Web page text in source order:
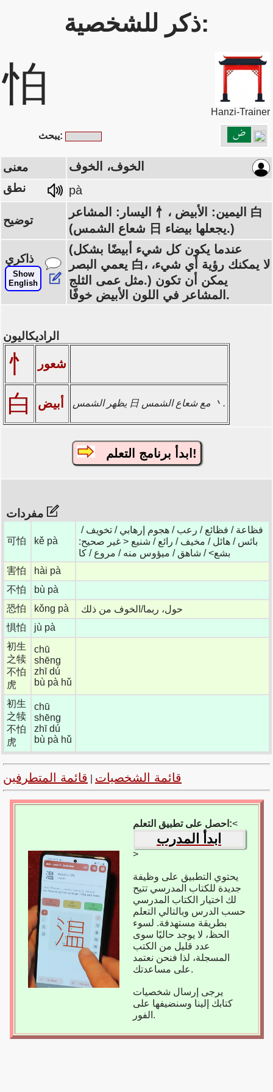
ذكر للشخصية:
怕
Hanzi-Trainer
يبحث:
معنى الخوف، الخوف
نطق pà
توضيح
اليسار: المشاعر 忄، اليمين: الأبيض 白
(شعاع الشمس 日 يجعلها بيضاء.)
ذاكري
Show
English
(عندما يكون كل شيء أبيضًا بشكل
يعمي البصر 白، لا يمكنك رؤية أي شيء،
مثل عمى الثلج.) يمكن أن تكون
المشاعر في اللون الأبيض خوفًا.
الراديكاليون
忄 شعور
白 أبيض يظهر الشمس 日 مع شعاع الشمس 丶.
ابدأ برنامج التعلم!
可怕 kě pà
فظاعة / فظائع / رعب / هجوم إرهابي / تخويف /
بائس / هائل / مخيف / رائع / شنيع < غير صحيح:
بشع> / شاهق / ميؤوس منه / مروع / كا
害怕
hài pà
不怕
bù pà
恐怕
kǒng pà
حول، ربما/الخوف من ذلك
惧怕
jù pà
初生
之犊
不怕
虎
chū
shēng
zhī dú
bù pà hǔ
初生
之犊
不怕
虎
chū
shēng
zhī dú
bù pà hǔ
قائمة الشخصيات قائمة المتطرفين
احصل على تطبيق التعلم:<
ابدأ المدرب
>
يحتوي التطبيق على وظيفة
جديدة للكتاب المدرسي تتيح
لك اختيار الكتاب المدرسي
حسب الدرس وبالتالي التعلم
بطريقة مستهدفة. لسوء
الحظ، لا يوجد حاليًا سوى
عدد قليل من الكتب
المسجلة، لذا فنحن نعتمد
على مساعدتك.
يرجى إرسال شخصيات
كتابك إلينا وسنضيفها على
الفور.